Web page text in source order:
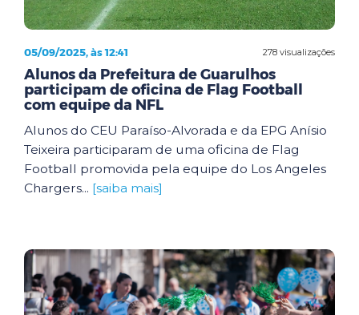
278 visualizações
05/09/2025, às 12:41
Alunos da Prefeitura de Guarulhos
participam de oficina de Flag Football
com equipe da NFL
Alunos do CEU Paraíso-Alvorada e da EPG Anísio
Teixeira participaram de uma oficina de Flag
Football promovida pela equipe do Los Angeles
Chargers... [saiba mais]